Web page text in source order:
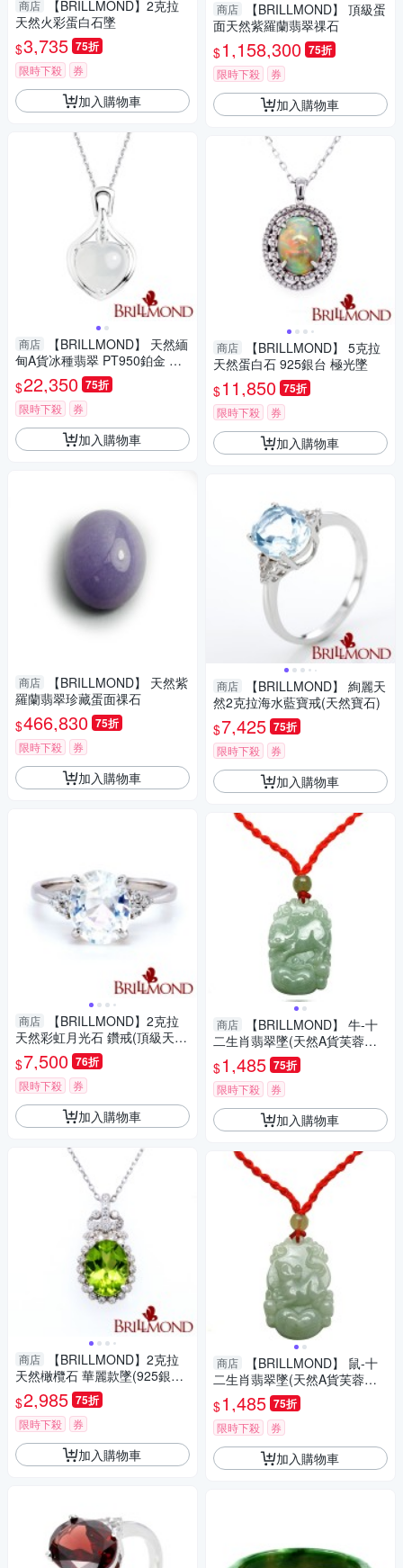
商店
【BRILLMOND】2克拉
天然火彩蛋白石墜
$3,735 75折
限時下殺 券
加入購物車
商店
【BRILLMOND】 天然緬
甸A貨冰種翡翠 PT950鉑金 心
心相印鑽墜
$22,350 75折
限時下殺 券
加入購物車
商店
【BRILLMOND】 天然紫
羅蘭翡翠珍藏蛋面祼石
$466,830 75折
限時下殺 券
加入購物車
商店
【BRILLMOND】2克拉
天然彩虹月光石 鑽戒(頂級天然
月光石2克拉)
$7,500 76折
限時下殺 券
加入購物車
商店
【BRILLMOND】2克拉
天然橄欖石 華麗款墜(925銀鍍
白K金色台+鍊)
$2,985 75折
限時下殺 券
加入購物車
商店
【BRILLMOND】 頂級蛋
面天然紫羅蘭翡翠祼石
$1,158,300 75折
限時下殺 券
加入購物車
商店
【BRILLMOND】 5克拉
天然蛋白石 925銀台 極光墜
$11,850 75折
限時下殺 券
加入購物車
商店
【BRILLMOND】 絢麗天
然2克拉海水藍寶戒(天然寶石)
$7,425 75折
限時下殺 券
加入購物車
商店
【BRILLMOND】 牛-十
二生肖翡翠墜(天然A貨芙蓉種
翡翠)
$1,485 75折
限時下殺 券
加入購物車
商店
【BRILLMOND】 鼠-十
二生肖翡翠墜(天然A貨芙蓉種
翡翠)
$1,485 75折
限時下殺 券
加入購物車